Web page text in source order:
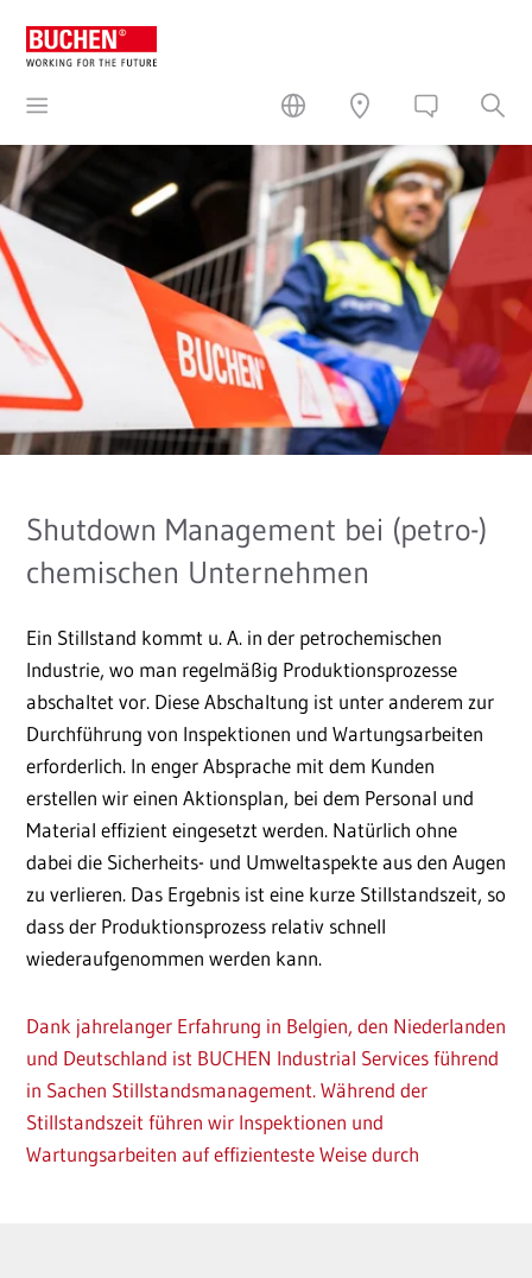
Shutdown Management bei (petro-)
chemischen Unternehmen
Ein Stillstand kommt u. A. in der petrochemischen
Industrie, wo man regelmäßig Produktionsprozesse
abschaltet vor. Diese Abschaltung ist unter anderem zur
Durchführung von Inspektionen und Wartungsarbeiten
erforderlich. In enger Absprache mit dem Kunden
erstellen wir einen Aktionsplan, bei dem Personal und
Material effizient eingesetzt werden. Natürlich ohne
dabei die Sicherheits- und Umweltaspekte aus den Augen
zu verlieren. Das Ergebnis ist eine kurze Stillstandszeit, so
dass der Produktionsprozess relativ schnell
wiederaufgenommen werden kann.
Dank jahrelanger Erfahrung in Belgien, den Niederlanden
und Deutschland ist BUCHEN Industrial Services führend
in Sachen Stillstandsmanagement. Während der
Stillstandszeit führen wir Inspektionen und
Wartungsarbeiten auf effizienteste Weise durch